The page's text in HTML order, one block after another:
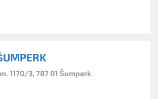
1170/3, 787 01 Šumperk